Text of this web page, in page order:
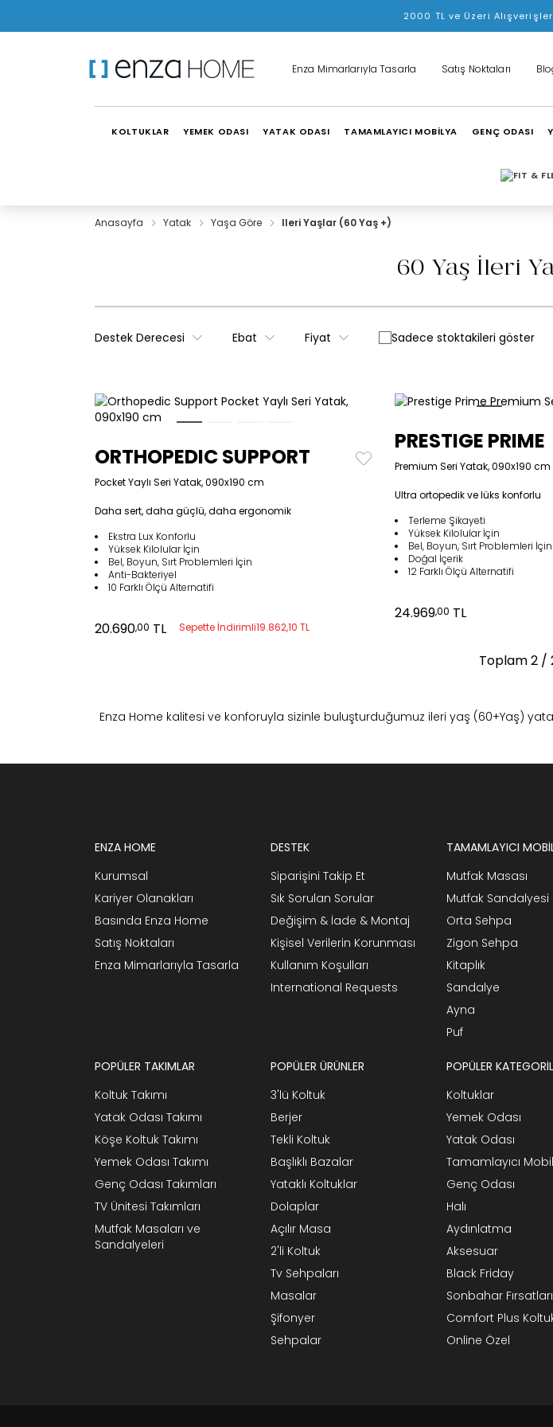
2000 TL ve Üzeri
Enza Mimarlarıyla Tasarla Satış Noktaları
KOLTUKLAR YEMEK ODASI YATAK ODASI TAMAMLAYICI MOBİLYA GENÇ ODASI
Anasayfa Yatak Yaşa Göre Ileri Yaşlar (60 Yaş +)
60 Yaş İleri
Destek Derecesi Ebat Fiyat Sadece stoktakileri göster
ORTHOPEDIC SUPPORT
Pocket Yaylı Seri Yatak, 090x190 cm
Daha sert, daha güçlü, daha ergonomik
Ekstra Lux Konforlu
Yüksek Kilolular İçin
Bel, Boyun, Sırt Problemleri İçin
Anti-Bakteriyel
10 Farklı Ölçü Alternatifi
20.690,00 TL Sepette İndirimli19.862,10 TL
PRESTIGE PRIME
Premium Seri Yatak, 090x190 cm
Ultra ortopedik ve lüks konforlu
Terleme Şikayeti
Yüksek Kilolular İçin
Bel, Boyun, Sırt Problemleri İçin
Doğal İçerik
12 Farklı Ölçü Alternatifi
24.969,00 TL
Toplam2 /
Enza Home kalitesi ve konforuyla sizinle buluşturduğumuz ileri yaş (60+Yaş)
ENZA HOME
Kurumsal
Kariyer Olanakları
Basında Enza Home
Satış Noktaları
Enza Mimarlarıyla Tasarla
DESTEK
Siparişini Takip Et
Sık Sorulan Sorular
Değişim & İade & Montaj
Kişisel Verilerin Korunması
Kullanım Koşulları
International Requests
TAMAMLAYICI
Mutfak Masası
Mutfak Sandalyesi
Orta Sehpa
Zigon Sehpa
Kitaplık
Sandalye
Ayna
Puf
POPÜLER TAKIMLAR
Koltuk Takımı
Yatak Odası Takımı
Köşe Koltuk Takımı
Yemek Odası Takımı
Genç Odası Takımları
TV Ünitesi Takımları
Mutfak Masaları ve
Sandalyeleri
POPÜLER ÜRÜNLER
3'lü Koltuk
Berjer
Tekli Koltuk
Başlıklı Bazalar
Yataklı Koltuklar
Dolaplar
Açılır Masa
2'li Koltuk
Tv Sehpaları
Masalar
Şifonyer
Sehpalar
POPÜLER
Koltuklar
Yemek Odası
Yatak Odası
Tamamlayıcı
Genç Odası
Halı
Aydınlatma
Aksesuar
Black Friday
Sonbahar Fırsatları
Comfort Plus
Online Özel